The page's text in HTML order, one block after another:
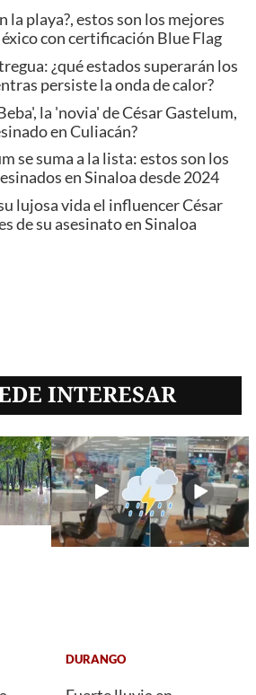
la playa?, estos son los mejores
con certificación Blue Flag
¿qué estados superarán los
persiste la onda de calor?
la 'novia' de César Gastelum,
en Culiacán?
se suma a la lista: estos son los
en Sinaloa desde 2024
lujosa vida el influencer César
de su asesinato en Sinaloa
INTERESAR
DURANGO